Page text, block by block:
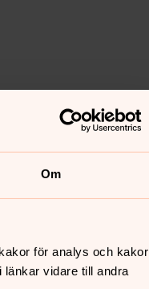
Om
för analys och kakor
vidare till andra